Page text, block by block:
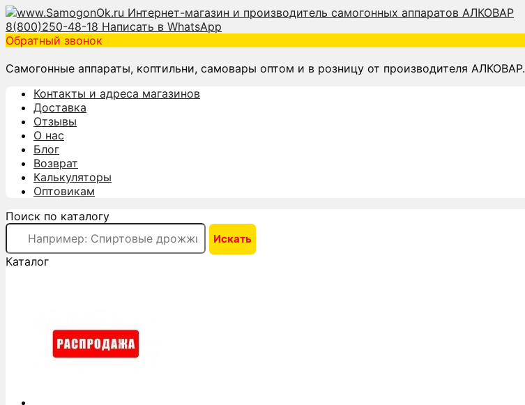
8(800)250-48-18 Написать в WhatsApp
Обратный звонок
Самогонные аппараты, коптильни, самовары оптом и в розницу от производителя АЛКОВАР.
Контакты и адреса магазинов
Доставка
Отзывы
О нас
Блог
Возврат
Калькуляторы
Оптовикам
Поиск по каталогу
Каталог